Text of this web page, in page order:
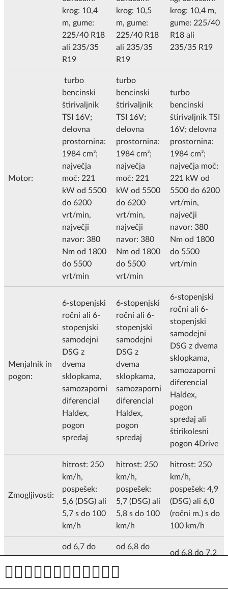
krog: 10,4
m, gume:
225/40 R18
ali 235/35
R19
krog: 10,5
m, gume:
225/40 R18
ali 235/35
R19
krog: 10,4 m,
gume: 225/40
R18 ali
235/35 R19
Motor:
turbo
bencinski
štirivaljnik
TSI 16V;
delovna
prostornina:
1984 cm³;
največja
moč: 221
kW od 5500
do 6200
vrt/min,
največji
navor: 380
Nm od 1800
do 5500
vrt/min
turbo
bencinski
štirivaljnik
TSI 16V;
delovna
prostornina:
1984 cm³;
največja
moč: 221
kW od 5500
do 6200
vrt/min,
največji
navor: 380
Nm od 1800
do 5500
vrt/min
turbo
bencinski
štirivaljnik TSI
16V; delovna
prostornina:
1984 cm³;
največja moč:
221 kW od
5500 do 6200
vrt/min,
največji
navor: 380
Nm od 1800
do 5500
vrt/min
Menjalnik in
pogon:
6-stopenjski
ročni ali 6-
stopenjski
samodejni
DSG z
dvema
sklopkama,
samozaporni
diferencial
Haldex,
pogon
spredaj
6-stopenjski
ročni ali 6-
stopenjski
samodejni
DSG z
dvema
sklopkama,
samozaporni
diferencial
Haldex,
pogon
spredaj
6-stopenjski
ročni ali 6-
stopenjski
samodejni
DSG z dvema
sklopkama,
samozaporni
diferencial
Haldex,
pogon
spredaj ali
štirikolesni
pogon 4Drive
Zmogljivosti:
hitrost: 250
km/h,
pospešek:
5,6 (DSG) ali
5,7 s do 100
km/h
hitrost: 250
km/h,
pospešek:
5,7 (DSG) ali
5,8 s do 100
km/h
hitrost: 250
km/h,
pospešek: 4,9
(DSG) ali 6,0
(ročni m.) s do
100 km/h
Poraba in
izpusti:
od 6,7 do
od 6,8 do
od 6,8 do 7,2